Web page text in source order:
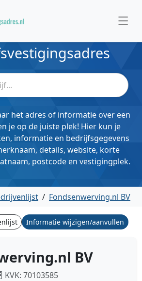
het adres of informatie over een
je op de juiste plek! Hier kun je
informatie en bedrijfsgegevens
details, website, korte
postcode en vestigingplek.
/ Fondsenwerving.nl BV
Informatie wijzigen/aanvullen
BV
KVK: 70103585